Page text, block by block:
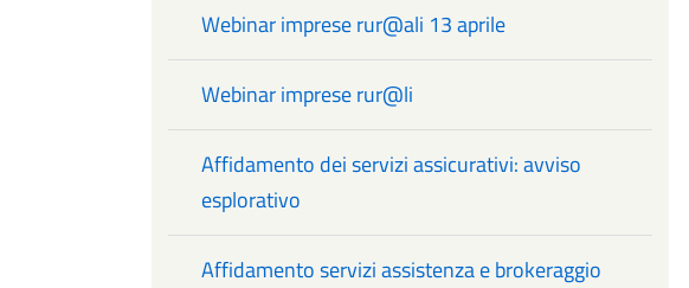
Webinar imprese rur@ali 13 aprile
Webinar imprese rur@li
Affidamento dei servizi assicurativi: avviso
esplorativo
Affidamento servizi assistenza e brokeraggio